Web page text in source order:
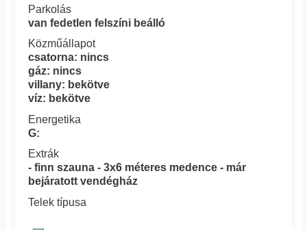
Parkolás
van fedetlen felszíni beálló
Közműállapot
csatorna: nincs
gáz: nincs
villany: bekötve
víz: bekötve
Energetika
G:
Extrák
- finn szauna - 3x6 méteres medence - már
bejáratott vendégház
Telek típusa